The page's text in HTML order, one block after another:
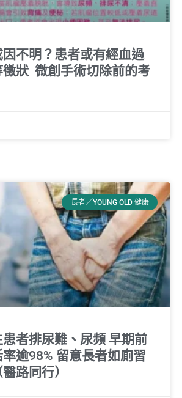
不明？患者或有經血過
徵狀 微創手術切除前的考
長者／YOUNG OLD 健康
者排尿難、尿頻 早期前
逾98% 留意長者如廁習
路同行）